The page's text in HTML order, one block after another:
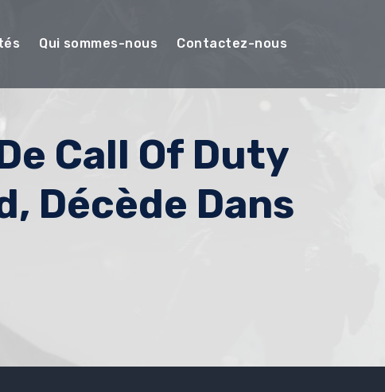
Qui sommes-nous Contactez-nous
Call Of Duty
Décède Dans